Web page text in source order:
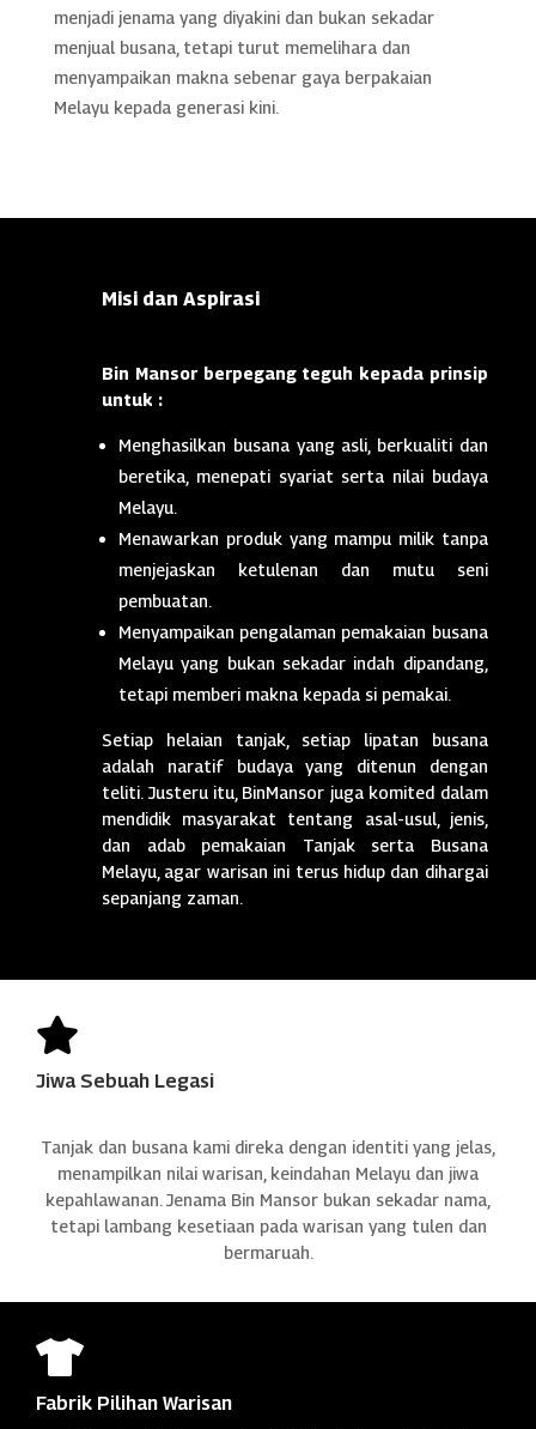
menjadi jenama yang diyakini dan bukan sekadar
menjual busana, tetapi turut memelihara dan
menyampaikan makna sebenar gaya berpakaian
Melayu kepada generasi kini.
Misi dan Aspirasi
Bin Mansor berpegang teguh kepada prinsip
untuk :
Menghasilkan busana yang asli, berkualiti dan
beretika, menepati syariat serta nilai budaya
Melayu.
Menawarkan produk yang mampu milik tanpa
menjejaskan ketulenan dan mutu seni
pembuatan.
Menyampaikan pengalaman pemakaian busana
Melayu yang bukan sekadar indah dipandang,
tetapi memberi makna kepada si pemakai.
Setiap helaian tanjak, setiap lipatan busana
adalah naratif budaya yang ditenun dengan
teliti. Justeru itu, BinMansor juga komited dalam
mendidik masyarakat tentang asal-usul, jenis,
dan adab pemakaian Tanjak serta Busana
Melayu, agar warisan ini terus hidup dan dihargai
sepanjang zaman.

Jiwa Sebuah Legasi
Tanjak dan busana kami direka dengan identiti yang jelas,
menampilkan nilai warisan, keindahan Melayu dan jiwa
kepahlawanan. Jenama Bin Mansor bukan sekadar nama,
tetapi lambang kesetiaan pada warisan yang tulen dan
bermaruah.

Fabrik Pilihan Warisan